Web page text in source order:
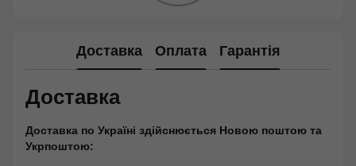
Доставка Оплата Гарантія
Доставка
Доставка по Україні здійснюється Новою поштою та
Укрпоштою: